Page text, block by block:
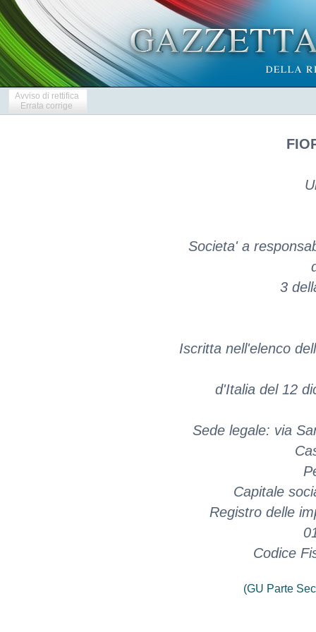
Avviso di rettifica
Errata corrige
Societa' a
3
Iscritta nell'elenco
d'Italia del 12
Sede legale: via
Capitale
Registro delle
Codice
(GU Parte